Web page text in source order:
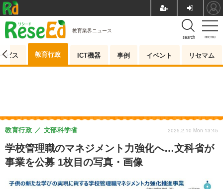
menu
search
教育業界ニュース
ビス 教育行政 ICT機器 事例 イベント リセマム
学校管理職のマネジメント力強化へ…文科省が
事業を公募 1枚目の写真・画像
教育行政 文部科学省 2025.2.10 Mon 13:45